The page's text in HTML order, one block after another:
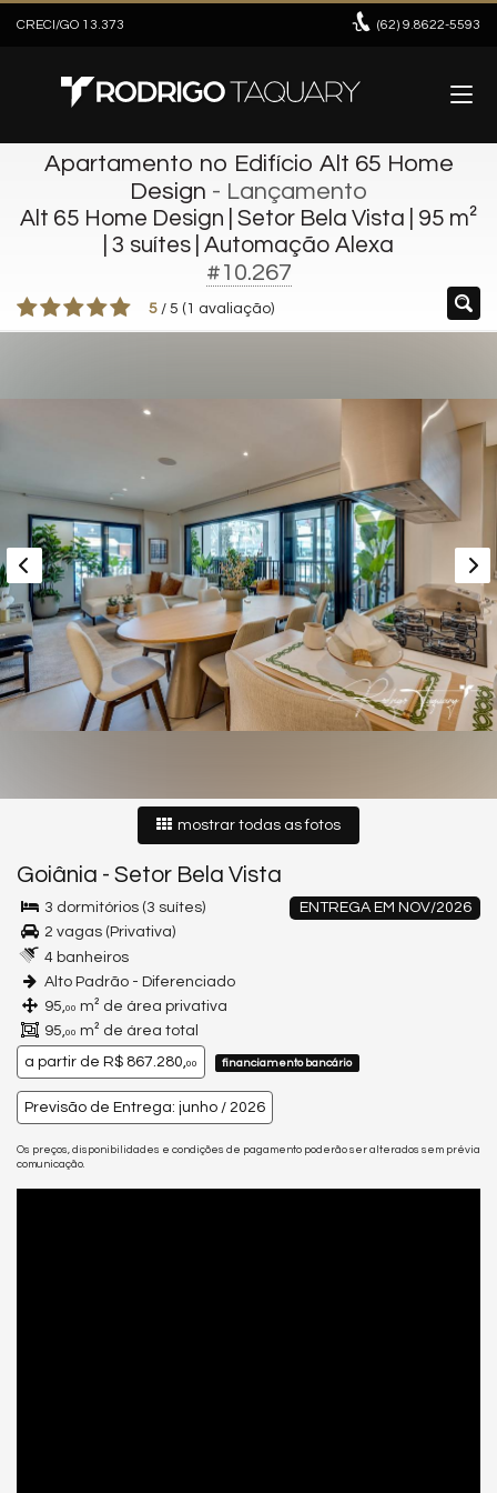
CRECI/GO 13.373 (62) 9.8622-5593
Apartamento no Edifício Alt 65 Home
Design - Lançamento
Alt 65 Home Design | Setor Bela Vista | 95 m²
| 3 suítes | Automação Alexa
#10.267
5 / 5 ( 1 avaliação)
mostrar todas as fotos
Goiânia - Setor Bela Vista
ENTREGA EM NOV/2026
3 dormitórios (3 suítes)
2 vagas (Privativa)
4 banheiros
Alto Padrão - Diferenciado
95,00 m² de área privativa
95,00 m² de área total
a partir de R$ 867.280,00 financiamento bancário
Previsão de Entrega: junho / 2026
Os preços, disponibilidades e condições de pagamento poderão ser alterados sem prévia
comunicação.